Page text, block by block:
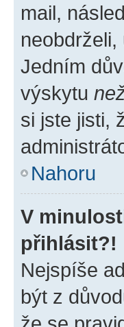
mail,
Jedním
výskytu
si jste jisti,
Nahoru
V
přihlásit?!
Nejspíše
být z